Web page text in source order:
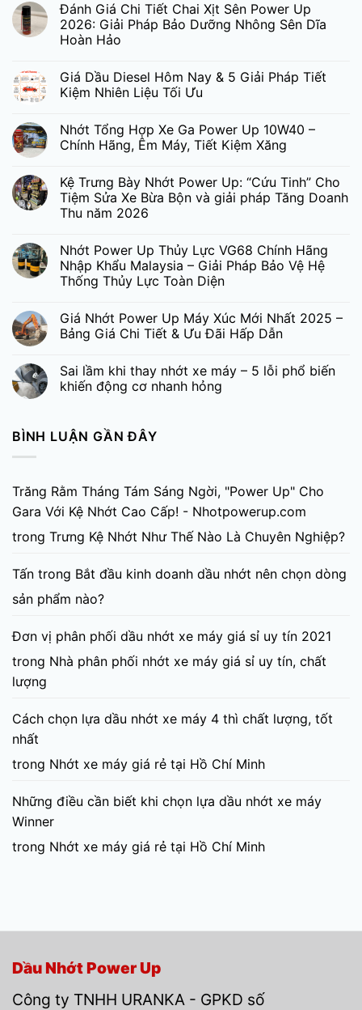
Đánh Giá Chi Tiết Chai Xịt Sên Power Up
2026: Giải Pháp Bảo Dưỡng Nhông Sên Dĩa
Hoàn Hảo
Giá Dầu Diesel Hôm Nay & 5 Giải Pháp Tiết
Kiệm Nhiên Liệu Tối Ưu
Nhớt Tổng Hợp Xe Ga Power Up 10W40 –
Chính Hãng, Êm Máy, Tiết Kiệm Xăng
Kệ Trưng Bày Nhớt Power Up: “Cứu Tinh” Cho
Tiệm Sửa Xe Bừa Bộn và giải pháp Tăng Doanh
Thu năm 2026
Nhớt Power Up Thủy Lực VG68 Chính Hãng
Nhập Khẩu Malaysia – Giải Pháp Bảo Vệ Hệ
Thống Thủy Lực Toàn Diện
Giá Nhớt Power Up Máy Xúc Mới Nhất 2025 –
Bảng Giá Chi Tiết & Ưu Đãi Hấp Dẫn
Sai lầm khi thay nhớt xe máy – 5 lỗi phổ biến
khiến động cơ nhanh hỏng
BÌNH LUẬN GẦN ĐÂY
Trăng Rằm Tháng Tám Sáng Ngời, "Power Up" Cho
Gara Với Kệ Nhớt Cao Cấp! - Nhotpowerup.com
trong Trưng Kệ Nhớt Như Thế Nào Là Chuyên Nghiệp?
Tấn trong Bắt đầu kinh doanh dầu nhớt nên chọn dòng
sản phẩm nào?
Đơn vị phân phối dầu nhớt xe máy giá sỉ uy tín 2021
trong Nhà phân phối nhớt xe máy giá sỉ uy tín, chất
lượng
Cách chọn lựa dầu nhớt xe máy 4 thì chất lượng, tốt
nhất
trong Nhớt xe máy giá rẻ tại Hồ Chí Minh
Những điều cần biết khi chọn lựa dầu nhớt xe máy
Winner
trong Nhớt xe máy giá rẻ tại Hồ Chí Minh
Dầu Nhớt Power Up
Công ty TNHH URANKA - GPKD số